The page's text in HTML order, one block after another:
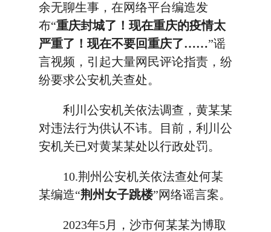
余无聊生事，在网络平台编造发
布“重庆封城了！现在重庆的疫情太
严重了！现在不要回重庆了……”谣
言视频，引起大量网民评论指责，纷
纷要求公安机关查处。
利川公安机关依法调查，黄某某
对违法行为供认不讳。目前，利川公
安机关已对黄某某处以行政处罚。
10.荆州公安机关依法查处何某
某编造“荆州女子跳楼”网络谣言案。
2023年5月，沙市何某某为博取